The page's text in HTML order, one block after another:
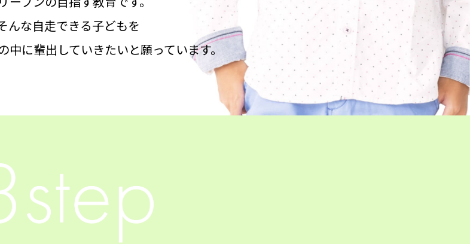
んな自走できる子どもを
中に輩出していきたいと願っています。